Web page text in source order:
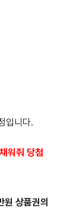
입니다.
워줘 당첨
상품권의